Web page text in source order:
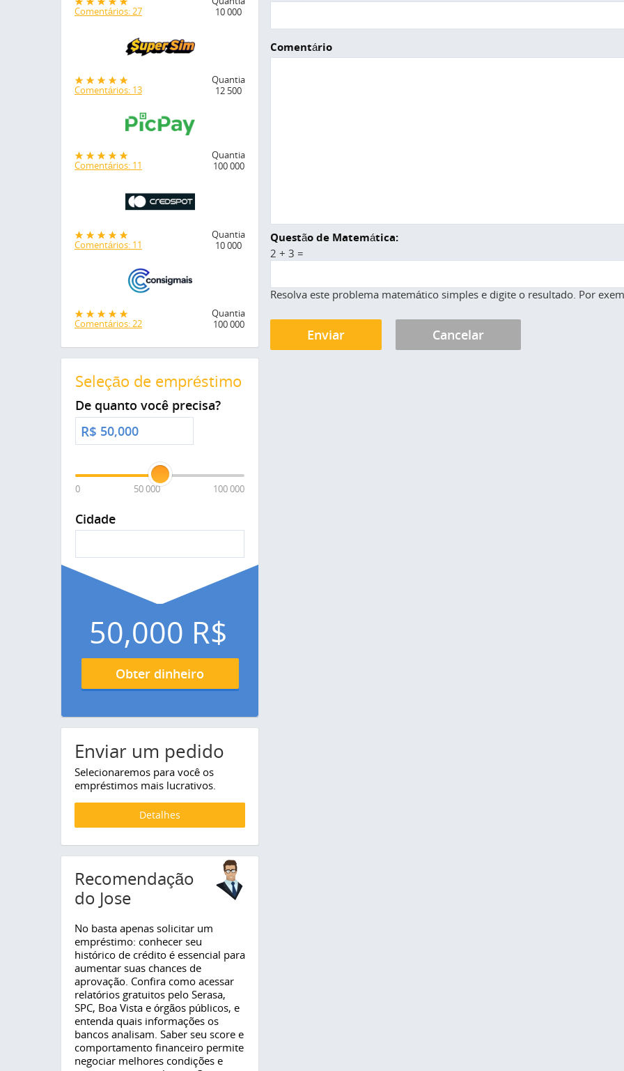
Comentário
Questão de Matemática:
2 + 3 =
Resolva este problema matemático simples e digite o resultado. Por
Comentários: 27
10 000
Comentários: 13
Quantia
12 500
Comentários: 11
Quantia
100 000
Comentários: 11
Quantia
10 000
Comentários: 22
Quantia
100 000
Seleção de empréstimo
De quanto você precisa?
R$
0 50 000 100 000
Cidade
50,000 R$
Obter dinheiro
Enviar um pedido
Selecionaremos para você os
empréstimos mais lucrativos.
Detalhes
Recomendação
do Jose
No basta apenas solicitar um
empréstimo: conhecer seu
histórico de crédito é essencial para
aumentar suas chances de
aprovação. Confira como acessar
relatórios gratuitos pelo Serasa,
SPC, Boa Vista e órgãos públicos, e
entenda quais informações os
bancos analisam. Saber seu score e
comportamento financeiro permite
negociar melhores condições e